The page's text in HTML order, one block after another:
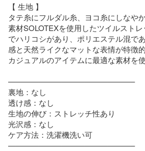
【 生地 】
タテ糸にフルダル糸、ヨコ糸にしなや
素材SOLOTEXを使用したツイルスト
でハリコシがあり、ポリエステル混で
感と天然ライクなマットな表情が特徴
カジュアルのアイテムに最適な素材を
————————————————–
裏地：なし
透け感：なし
生地の伸び：ストレッチ性あり
光沢感：なし
ケア方法：洗濯機洗い可
————————————————–